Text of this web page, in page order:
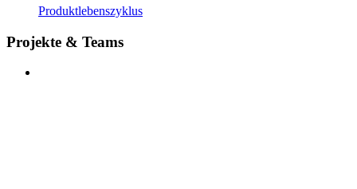
Produktlebenszyklus
Projekte & Teams